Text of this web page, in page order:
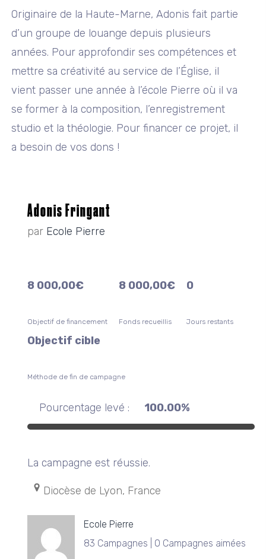
Originaire de la Haute-Marne, Adonis fait partie
d’un groupe de louange depuis plusieurs
années. Pour approfondir ses compétences et
mettre sa créativité au service de l’Église, il
vient passer une année à l’école Pierre où il va
se former à la composition, l’enregistrement
studio et la théologie. Pour financer ce projet, il
a besoin de vos dons !
Adonis Fringant
par Ecole Pierre
8 000,00€
Objectif de financement
8 000,00€
Fonds recueillis
0
Jours restants
Objectif cible
Méthode de fin de campagne
Pourcentage levé : 100.00%
La campagne est réussie.
Diocèse de Lyon, France
Ecole Pierre
83 Campagnes | 0 Campagnes aimées